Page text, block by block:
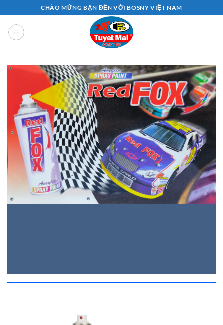
qua
nội
dung
CHÀO MỪNG BẠN ĐẾN VỚI BOSNY VIỆT NAM